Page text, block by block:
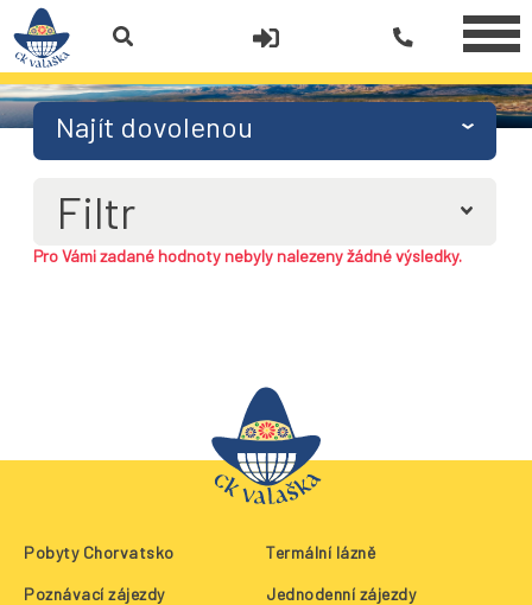
Najít dovolenou
Filtr
Pro Vámi zadané hodnoty nebyly nalezeny žádné výsledky.
Pobyty Chorvatsko Termální lázně
Poznávací zájezdy Jednodenní zájezdy